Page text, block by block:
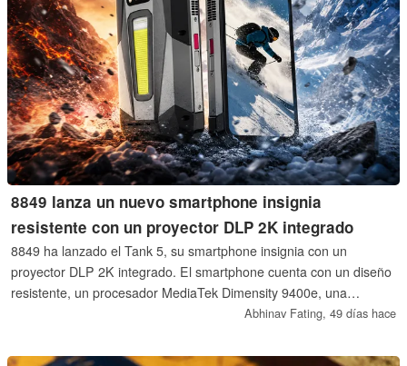
8849 lanza un nuevo smartphone insignia
resistente con un proyector DLP 2K integrado
8849 ha lanzado el Tank 5, su smartphone insignia con un
proyector DLP 2K integrado. El smartphone cuenta con un diseño
resistente, un procesador MediaTek Dimensity 9400e, una
pantalla AMOLED de 3K y una batería de gran capacidad de 17
web oficial de 8849.
Abhinav Fating, 49 días hace